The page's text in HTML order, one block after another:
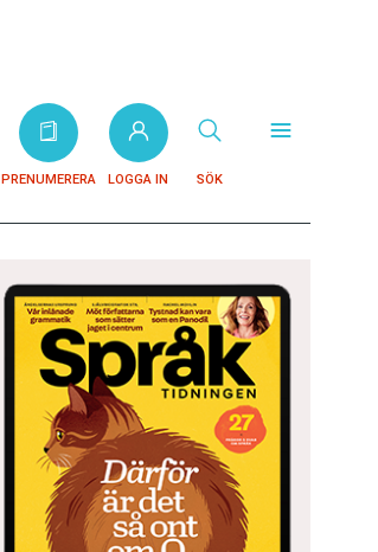
PRENUMERERA LOGGA IN SÖK